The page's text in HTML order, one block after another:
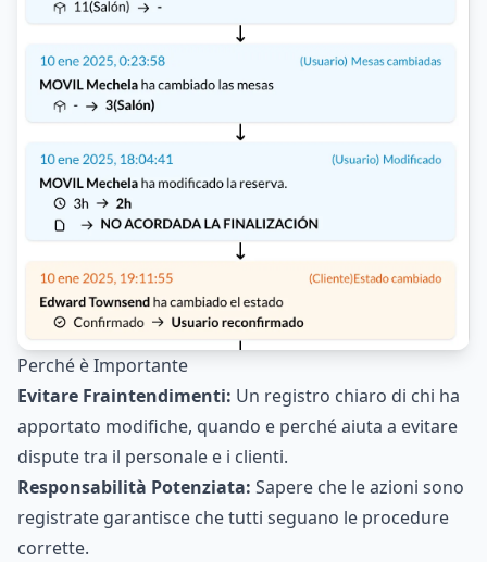
Perché è Importante
Evitare Fraintendimenti: Un registro chiaro di chi ha
apportato modifiche, quando e perché aiuta a evitare
dispute tra il personale e i clienti.
Responsabilità Potenziata: Sapere che le azioni sono
registrate garantisce che tutti seguano le procedure
corrette.